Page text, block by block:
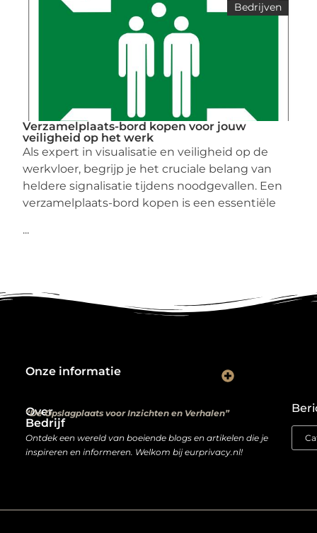
Bedrijven
Verzamelplaats-bord kopen voor jouw
veiligheid op het werk
Als expert in visualisatie en veiligheid op de
werkvloer, begrijp je het cruciale belang van
heldere signalisatie tijdens noodgevallen. Een
verzamelplaats-bord kopen is een essentiële
...
Over
Bedrijf
“De Opslagplaats voor Inzichten en Verhalen”
Ontdek een wereld van boeiende blogs en artikelen die je
inspireren en informeren. Welkom bij eurprivacy.nl!
Onze informatie